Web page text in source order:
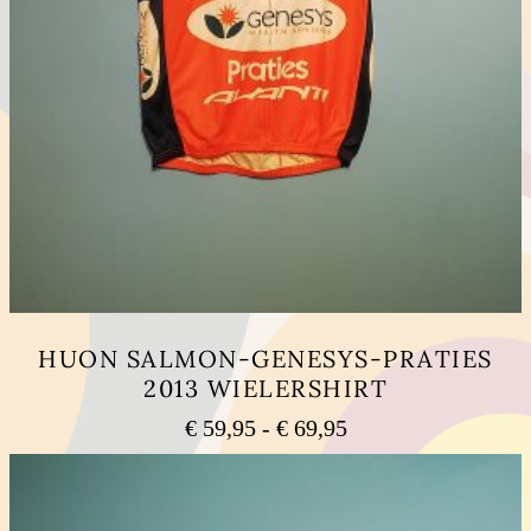
HUON SALMON-GENESYS-PRATIES
2013 WIELERSHIRT
€59,95 - €69,95Prijsklasse:
€ 59,95